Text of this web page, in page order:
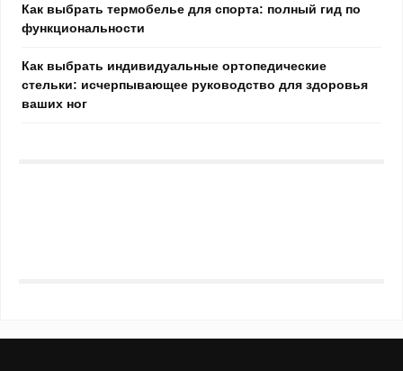
Как выбрать термобелье для спорта: полный гид по
функциональности
Как выбрать индивидуальные ортопедические
стельки: исчерпывающее руководство для здоровья
ваших ног